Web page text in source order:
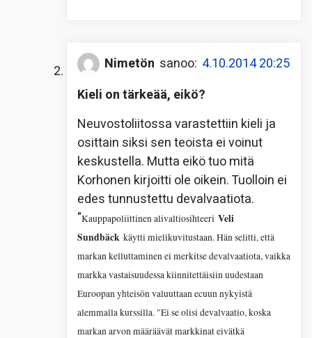
Nimetön sanoo: 4.10.2014 20:25
Kieli on tärkeää, eikö?
Neuvostoliitossa varastettiin kieli ja
osittain siksi sen teoista ei voinut
keskustella. Mutta eikö tuo mitä
Korhonen kirjoitti ole oikein. Tuolloin ei
edes tunnustettu devalvaatiota.
"Kauppapoliittinen alivaltiosihteeri Veli
Sundbäck käytti mielikuvitustaan. Hän selitti, että
markan kelluttaminen ei merkitse devalvaatiota, vaikka
markka vastaisuudessa kiinnitettäisiin uudestaan
Euroopan yhteisön valuuttaan ecuun nykyistä
alemmalla kurssilla. "Ei se olisi devalvaatio, koska
markan arvon määräävät markkinat eivätkä